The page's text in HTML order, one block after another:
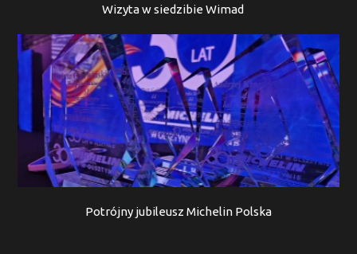
Wizyta w siedzibie Wimad
Potrójny jubileusz Michelin Polska